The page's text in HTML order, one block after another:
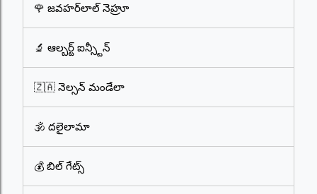
🌹 జవహర్‌లాల్ నెహ్రూ
🔬 ఆల్బర్ట్ ఐన్స్టీన్
🇿🇦 నెల్సన్ మండేలా
🕉️ దలైలామా
💰 బిల్ గేట్స్